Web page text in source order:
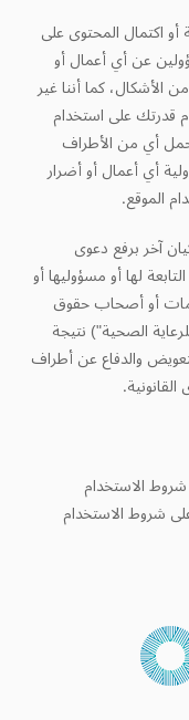
اكتمال المحتوى على
عن أي أعمال أو
كما أننا غير
قدرتك على استخدام
أي من الأطراف
أي أعمال أو أضرار
الموقع.
آخر برفع دعوى
لها أو مسؤوليها أو
أو أصحاب حقوق
الصحية") نتيجة
والدفاع عن أطراف
الاستخدام
شروط الاستخدام